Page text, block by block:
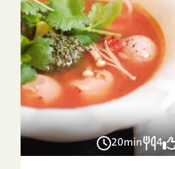
20min 4